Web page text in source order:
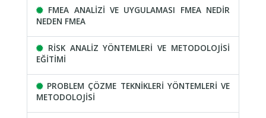
FMEA ANALİZİ VE UYGULAMASI FMEA NEDİR
NEDEN FMEA
RİSK ANALİZ YÖNTEMLERİ VE METODOLOJİSİ
EĞİTİMİ
PROBLEM ÇÖZME TEKNİKLERİ YÖNTEMLERİ VE
METODOLOJİSİ